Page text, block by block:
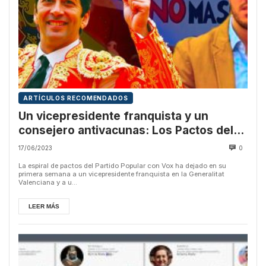
ARTÍCULOS RECOMENDADOS
Un vicepresidente franquista y un
consejero antivacunas: Los Pactos del
PP con Vox
17/06/2023 0
La espiral de pactos del Partido Popular con Vox ha dejado en su
primera semana a un vicepresidente franquista en la Generalitat
Valenciana y a u...
LEER MÁS